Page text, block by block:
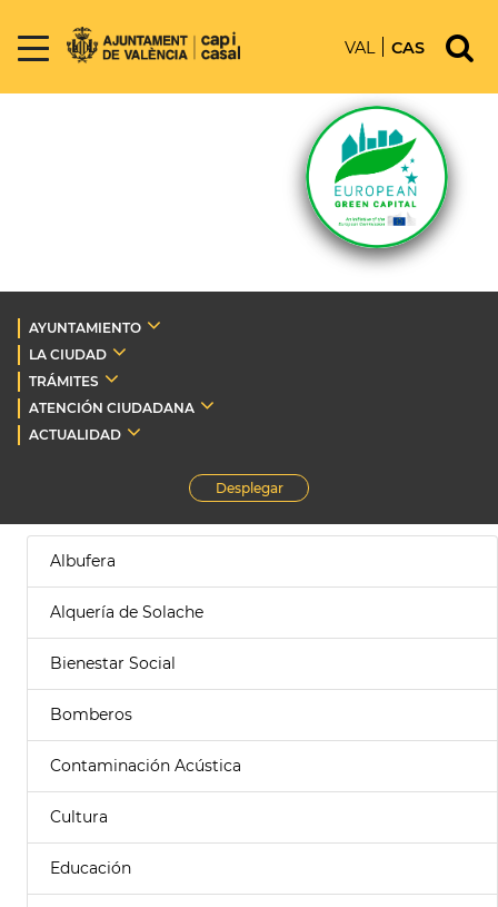
VAL CAS
AYUNTAMIENTO
LA CIUDAD
TRÁMITES
ATENCIÓN CIUDADANA
ACTUALIDAD
Desplegar
Albufera
Alquería de Solache
Bienestar Social
Bomberos
Contaminación Acústica
Cultura
Educación